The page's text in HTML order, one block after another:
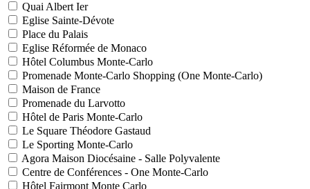
Quai Albert Ier
Eglise Sainte-Dévote
Place du Palais
Eglise Réformée de Monaco
Hôtel Columbus Monte-Carlo
Promenade Monte-Carlo Shopping (One Monte-Carlo)
Maison de France
Promenade du Larvotto
Hôtel de Paris Monte-Carlo
Le Square Théodore Gastaud
Le Sporting Monte-Carlo
Agora Maison Diocésaine - Salle Polyvalente
Centre de Conférences - One Monte-Carlo
Hôtel Fairmont Monte Carlo